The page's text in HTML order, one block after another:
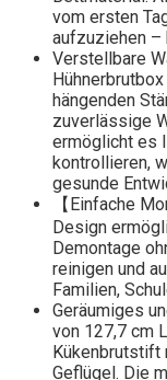
vom ersten
aufzuziehen –
Verstellbare
hängenden
zuverlässige
ermöglicht es
kontrollieren,
gesunde
【Einfache
Design
Demontage
reinigen und
Familien,
Geräumiges
von 127,7 cm
Kükenbrutstift
Geflügel. Die